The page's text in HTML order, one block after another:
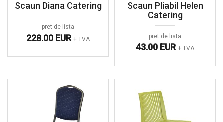
Scaun Diana Catering
pret de lista
228.00 EUR + TVA
Scaun Pliabil Helen
Catering
pret de lista
43.00 EUR + TVA